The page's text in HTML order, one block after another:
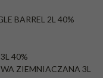
BARREL 2L 40%
40%
ZIEMNIACZANA 3L